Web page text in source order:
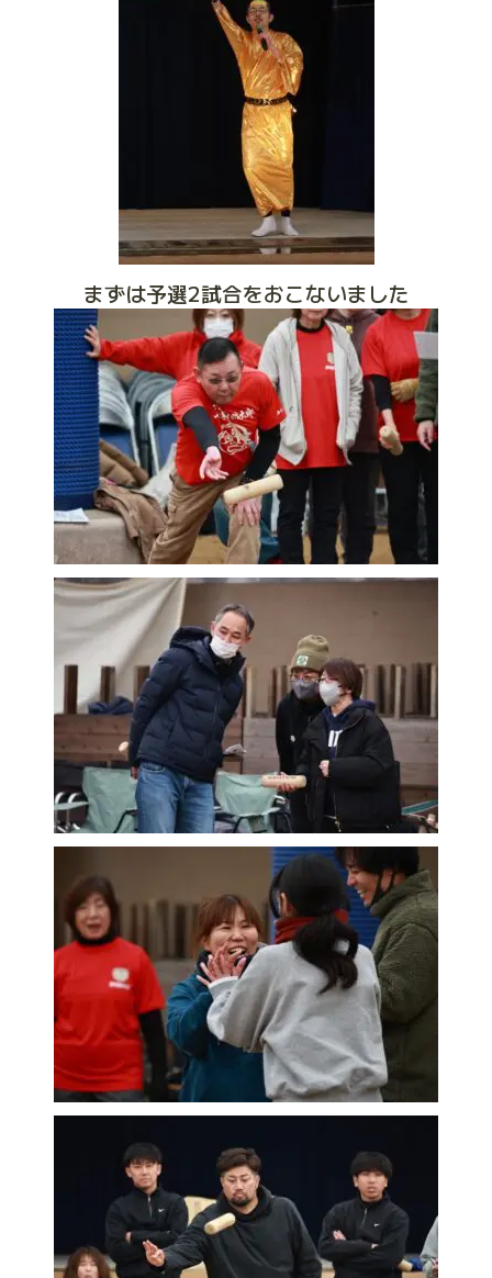
まずは予選2試合をおこないました